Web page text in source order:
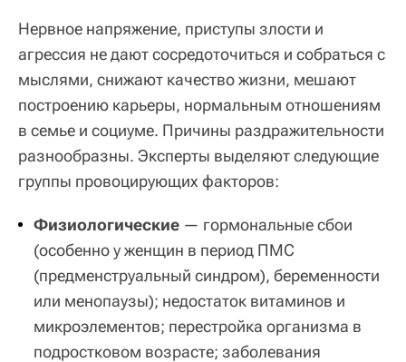
Нервное напряжение, приступы злости и
агрессия не дают сосредоточиться и собраться с
мыслями, снижают качество жизни, мешают
построению карьеры, нормальным отношениям
в семье и социуме. Причины раздражительности
разнообразны. Эксперты выделяют следующие
группы провоцирующих факторов:
Физиологические — гормональные сбои
(особенно у женщин в период ПМС
(предменструальный синдром), беременности
или менопаузы); недостаток витаминов и
микроэлементов; перестройка организма в
подростковом возрасте; заболевания